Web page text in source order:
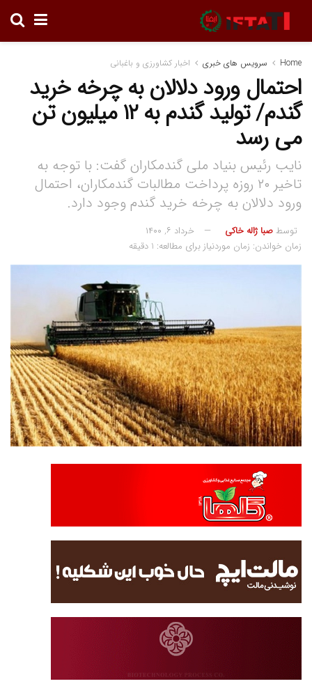
Home سرویس های خبری اخبار کشاورزی و باغبانی
احتمال ورود دلالان به چرخه خرید
گندم/ تولید گندم به ۱۲ میلیون تن
می رسد
نایب رئیس بنیاد ملی گندمکاران گفت: با توجه به
تاخیر ۲۰ روزه پرداخت مطالبات گندمکاران، احتمال
ورود دلالان به چرخه خرید گندم وجود دارد.
توسط صبا ژاله خاکی
خرداد ۶, ۱۴۰۰
زمان خواندن: زمان موردنیاز برای مطالعه: 1 دقیقه